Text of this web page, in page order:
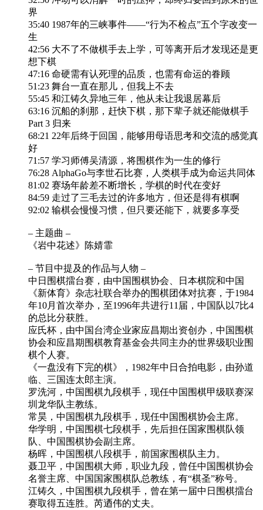
界
35:40 1987年的三峡事件——“行为不检点”五个字改变一
生
42:56 大不了不做棋手去上学，可等离开后才发现还是更
想下棋
47:16 命硬需有认死理的品质，也需有命运的眷顾
51:23 舞台一直在那儿，但我上不去
55:45 和江铸久异地三年，他从未让我退居幕后
63:16 沉船的刹那，赶快下棋，那下辈子就还能做棋手
Part 3 归来
68:21 22年后终于回国，能够用母语思考和交流的感觉真
好
71:57 学习师傅吴清源，将围棋作为一生的修行
76:28 AlphaGo与李世石比赛，人类棋手成为命运共同体
81:02 赛场年龄差不断增长，学棋的时代在变好
84:59 走过了三毛去过的许多地方，但还是得有棋啊
92:02 输棋会慢慢习惯，但只要还能下，就要多享受
– 主题曲 –
《岩中花述》陈婧霏
– 节目中提及的作品与人物 –
中日围棋擂台赛，由中国围棋协会、日本棋院和中国
《新体育》杂志社联合举办的围棋团体对抗赛，于1984
年10月首次举办，至1996年共进行11届，中国队以7比4
的总比分获胜。
应氏杯，由中国台湾企业家应昌期出资创办，中国围棋
协会和应昌期围棋教育基金会共同主办的世界级职业围
棋个人赛。
《一盘没有下完的棋》，1982年中日合拍电影，由孙道
临、三国连太郎主演。
罗洗河，中国围棋九段棋手，现任中国围棋甲级联赛深
圳龙华队主教练。
常昊，中国围棋九段棋手，现任中国围棋协会主席。
华学明，中国围棋七段棋手，先后担任国家围棋队领
队、中国围棋协会副主席。
杨晖，中国围棋八段棋手，前国家围棋队主力。
聂卫平，中国围棋大师，职业九段，曾任中国围棋协会
名誉主席、中国国家围棋队总教练，有“棋圣”称号。
江铸久，中国围棋九段棋手，曾在第一届中日围棋擂台
赛取得五连胜。芮迺伟的丈夫。